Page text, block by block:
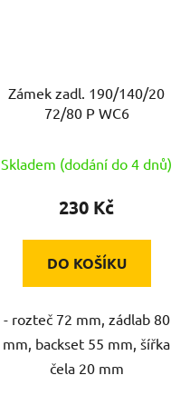
Zámek zadl. 190/140/20
72/80 P WC6
Skladem (dodání do 4 dnů)
230 Kč
DO KOŠÍKU
- rozteč 72 mm, zádlab 80
mm, backset 55 mm, šířka
čela 20 mm